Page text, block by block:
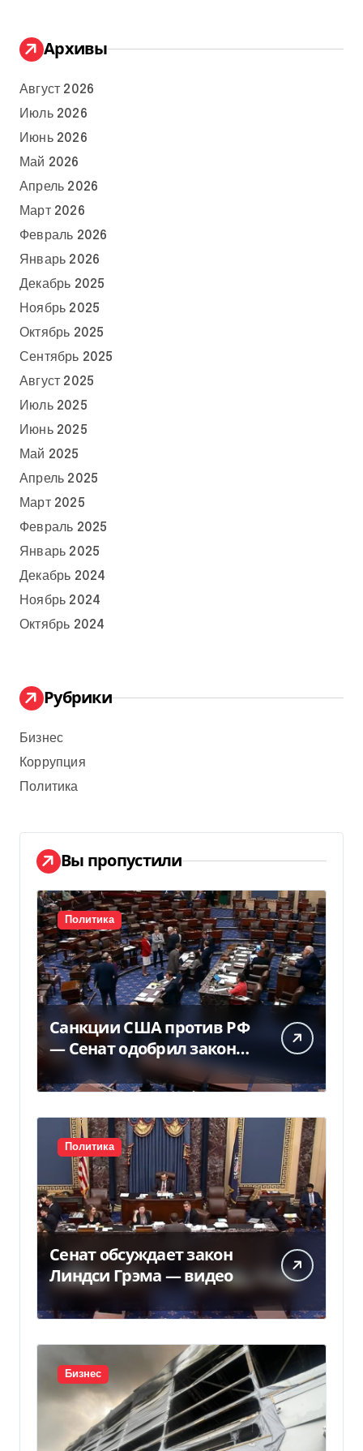
Архивы
Август 2026
Июль 2026
Июнь 2026
Май 2026
Апрель 2026
Март 2026
Февраль 2026
Январь 2026
Декабрь 2025
Ноябрь 2025
Октябрь 2025
Сентябрь 2025
Август 2025
Июль 2025
Июнь 2025
Май 2025
Апрель 2025
Март 2025
Февраль 2025
Январь 2025
Декабрь 2024
Ноябрь 2024
Октябрь 2024
Рубрики
Бизнес
Коррупция
Политика
Вы пропустили
Политика
Санкции США против РФ
— Сенат одобрил закон
Грема — Фокус
Политика
Сенат обсуждает закон
Линдси Грэма — видео
Бизнес